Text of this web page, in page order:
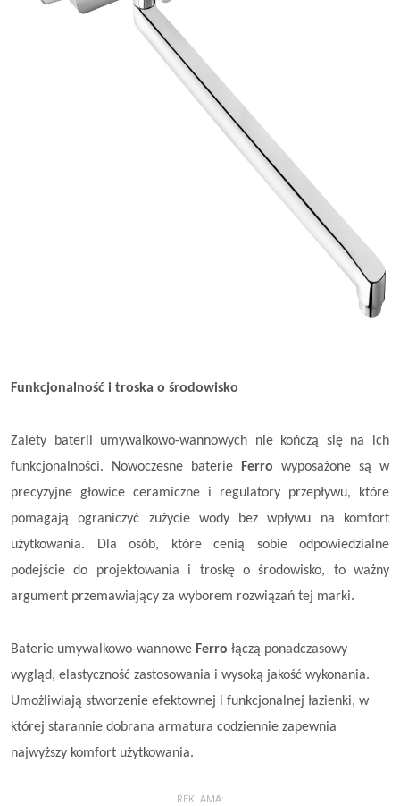
Funkcjonalność i troska o środowisko
Zalety baterii umywalkowo-wannowych nie kończą się na ich
funkcjonalności. Nowoczesne baterie
Ferro wyposażone są w
precyzyjne głowice ceramiczne i regulatory przepływu, które
pomagają ograniczyć zużycie wody bez wpływu na komfort
użytkowania. Dla osób, które cenią sobie odpowiedzialne
podejście do projektowania i troskę o środowisko, to ważny
argument przemawiający za wyborem rozwiązań tej marki.
Baterie umywalkowo-wannowe Ferro łączą ponadczasowy
wygląd, elastyczność zastosowania i wysoką jakość wykonania.
Umożliwiają stworzenie efektownej i funkcjonalnej łazienki, w
której starannie dobrana armatura codziennie zapewnia
najwyższy komfort użytkowania.
REKLAMA: